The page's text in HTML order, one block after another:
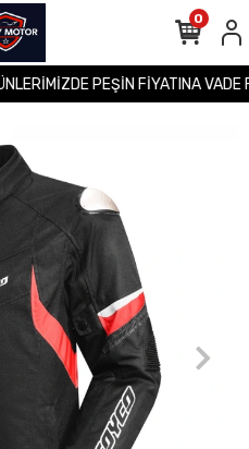
PEŞİN FİYATINA
0